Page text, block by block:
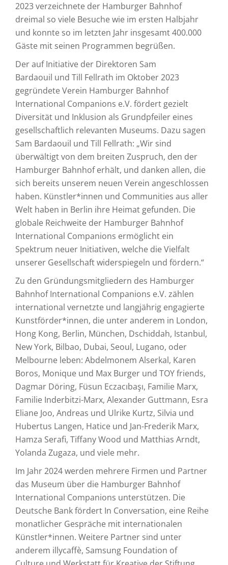
2023 verzeichnete der Hamburger Bahnhof
dreimal so viele Besuche wie im ersten Halbjahr
und konnte so im letzten Jahr insgesamt 400.000
Gäste mit seinen Programmen begrüßen.
Der auf Initiative der Direktoren Sam
Bardaouil und Till Fellrath im Oktober 2023
gegründete Verein Hamburger Bahnhof
International Companions e.V. fördert gezielt
Diversität und Inklusion als Grundpfeiler eines
gesellschaftlich relevanten Museums. Dazu sagen
Sam Bardaouil und Till Fellrath: „Wir sind
überwältigt von dem breiten Zuspruch, den der
Hamburger Bahnhof erhält, und danken allen, die
sich bereits unserem neuen Verein angeschlossen
haben. Künstler*innen und Communities aus aller
Welt haben in Berlin ihre Heimat gefunden. Die
globale Reichweite der Hamburger Bahnhof
International Companions ermöglicht ein
Spektrum neuer Initiativen, welche die Vielfalt
unserer Gesellschaft widerspiegeln und fördern.“
Zu den Gründungsmitgliedern des Hamburger
Bahnhof International Companions e.V. zählen
international vernetzte und langjährig engagierte
Kunstförder*innen, die unter anderem in London,
Hong Kong, Berlin, München, Dschiddah, Istanbul,
New York, Bilbao, Dubai, Seoul, Lugano, oder
Melbourne leben: Abdelmonem Alserkal, Karen
Boros, Monique und Max Burger und TOY friends,
Dagmar Döring, Füsun Eczacıbaşı, Familie Marx,
Familie Inderbitzi-Marx, Alexander Guttmann, Esra
Eliane Joo, Andreas und Ulrike Kurtz, Silvia und
Hubertus Langen, Hatice und Jan-Frederik Marx,
Hamza Serafi, Tiffany Wood und Matthias Arndt,
Yolanda Zugaza, und viele mehr.
Im Jahr 2024 werden mehrere Firmen und Partner
das Museum über die Hamburger Bahnhof
International Companions unterstützen. Die
Deutsche Bank fördert In Conversation, eine Reihe
monatlicher Gespräche mit internationalen
Künstler*innen. Weitere Partner sind unter
anderem illycaffè, Samsung Foundation of